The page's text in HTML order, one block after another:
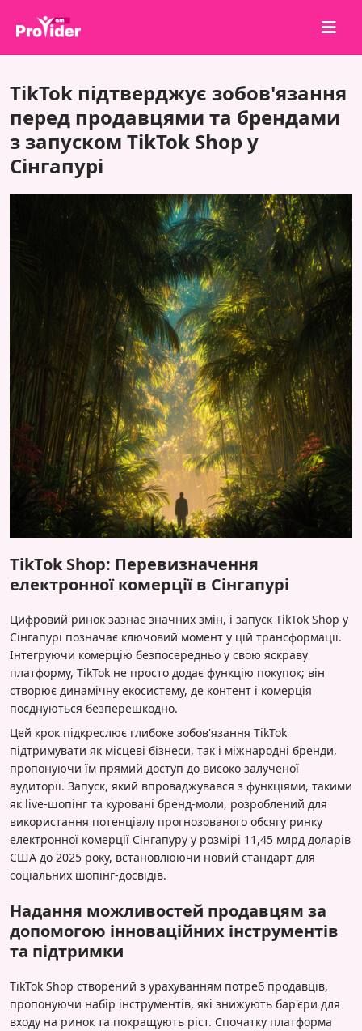
Увійти
Зареєструватися
Послуги
TikTok підтверджує зобов'язання
перед продавцями та брендами
з запуском TikTok Shop у
Сінгапурі
TikTok Shop: Перевизначення
електронної комерції в Сінгапурі
Цифровий ринок зазнає значних змін, і запуск TikTok Shop у
Сінгапурі позначає ключовий момент у цій трансформації.
Інтегруючи комерцію безпосередньо у свою яскраву
платформу, TikTok не просто додає функцію покупок; він
створює динамічну екосистему, де контент і комерція
поєднуються безперешкодно.
Цей крок підкреслює глибоке зобов'язання TikTok
підтримувати як місцеві бізнеси, так і міжнародні бренди,
пропонуючи їм прямий доступ до високо залученої
аудиторії. Запуск, який впроваджувався з функціями, такими
як live-шопінг та куровані бренд-моли, розроблений для
використання потенціалу прогнозованого обсягу ринку
електронної комерції Сінгапуру у розмірі 11,45 млрд доларів
США до 2025 року, встановлюючи новий стандарт для
соціальних шопінг-досвідів.
Надання можливостей продавцям за
допомогою інноваційних інструментів
та підтримки
TikTok Shop створений з урахуванням потреб продавців,
пропонуючи набір інструментів, які знижують бар'єри для
входу на ринок та покращують ріст. Спочатку платформа